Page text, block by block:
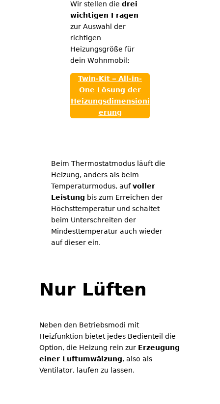
Wir stellen diedrei
wichtigen Fragen
zur Auswahl der
richtigen
Heizungsgröße für
dein Wohnmobil:
Twin-Kit – All-in-
One Lösung der
Heizungsdimensioni
erung
Beim Thermostatmodus läuft die
Heizung, anders als beim
Temperaturmodus, aufvoller
Leistung bis zum Erreichen der
Höchsttemperatur und schaltet
beim Unterschreiten der
Mindesttemperatur auch wieder
auf dieser ein.
Nur Lüften
Neben den Betriebsmodi mit
Heizfunktion bietet jedes Bedienteil die
Option, die Heizung rein zur Erzeugung
einer Luftumwälzung, also als
Ventilator, laufen zu lassen.